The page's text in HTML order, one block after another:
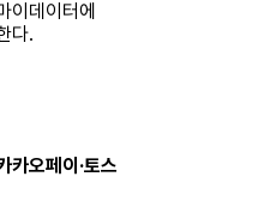
이데이터에
다.
카오페이·토스